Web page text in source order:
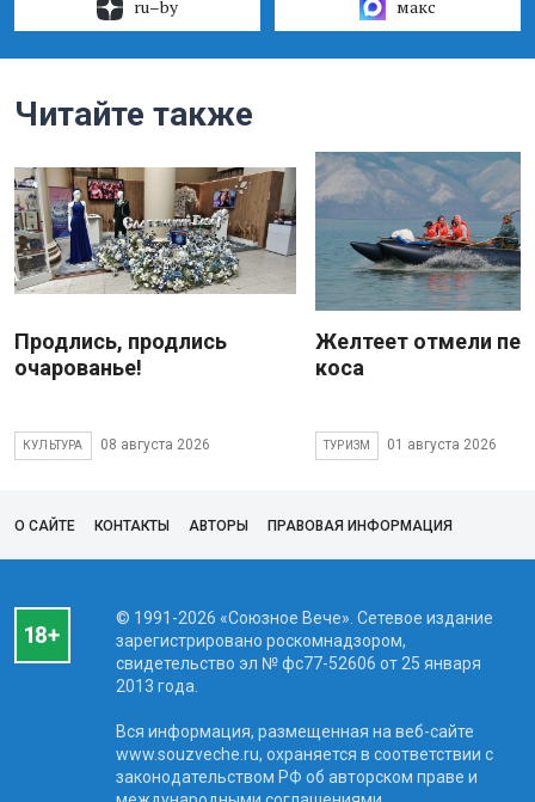
ru–by макс
Читайте также
Продлись, продлись
очарованье!
КУЛЬТУРА 08 августа 2026
Желтеет отмели
коса
ТУРИЗМ 01 августа 2026
О САЙТЕ КОНТАКТЫ АВТОРЫ ПРАВОВАЯ ИНФОРМАЦИЯ
© 1991-2026 «Союзное Вече». Сетевое издание
зарегистрировано роскомнадзором,
свидетельство эл № фc77-52606 от 25 января
2013 года.
Вся информация, размещенная на веб-сайте
www.souzveche.ru, охраняется в соответствии с
законодательством РФ об авторском праве и